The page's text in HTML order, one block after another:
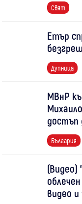
Свят
Етър
Дупница
МВнР
достъп
България
(Видео)
видео и